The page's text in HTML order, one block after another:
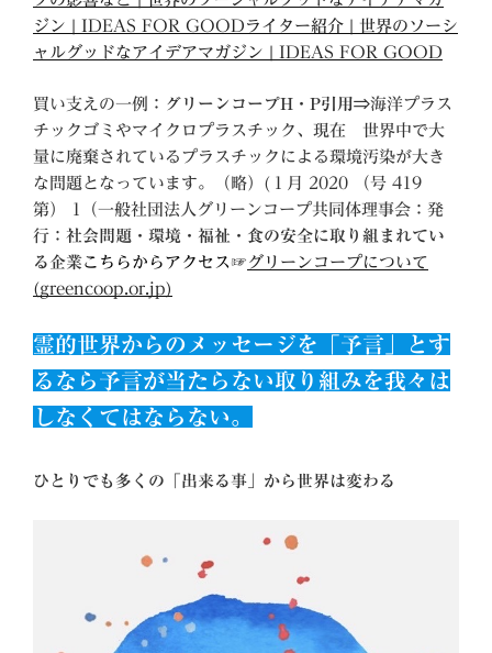
ジン | IDEAS FOR GOOD ライター紹介 | 世界のソーシ
ャルグッドなアイデアマガジン | IDEAS FOR GOOD
買い支えの一例： グリーンコープH・P引用⇒海洋プラス
チックゴミやマイクロプラスチック、現在 世界中で大
量に廃棄されているプラスチックによる環境汚染が大き
な問題となっています。（略）(１月 2020 （号 419
第） 1（一般社団法人グリーンコープ共同体理事会：発
行： 社会問題・環境・福祉・食の安全に取り組まれてい
る企業こちらからアクセス☞ グリーンコープについて
(greencoop.or.jp)
霊的世界からのメッセージを「予言」とす
るなら予言が当たらない取り組みを我々は
しなくてはならない。
ひとりでも多くの「出来る事」から世界は変わる